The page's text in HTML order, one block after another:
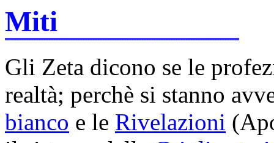
Miti
Gli Zeta dicono se le
realtà; perchè si stanno
bianco e le Rivelazioni